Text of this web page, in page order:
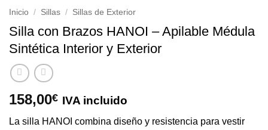
Inicio / Sillas / Sillas de Exterior
Silla con Brazos HANOI – Apilable Médula
Sintética Interior y Exterior
158,00€ IVA incluido
La silla HANOI combina diseño y resistencia para vestir